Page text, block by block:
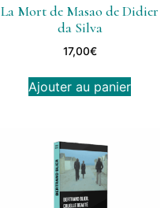
La Mort de Masao de Didier
da Silva
17,00€
Ajouter au panier